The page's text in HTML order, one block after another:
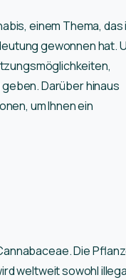
einem Thema, das
gewonnen hat.
Darüber hinaus
um Ihnen ein
Die
weltweit sowohl